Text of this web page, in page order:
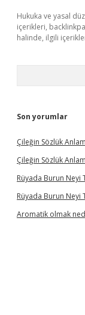
Hukuka ve yasal
içerikleri,
halinde, ilgili
Son yorumlar
Çileğin Sözlük
Çileğin Sözlük
Rüyada Burun Neyi
Rüyada Burun Neyi
Aromatik olmak